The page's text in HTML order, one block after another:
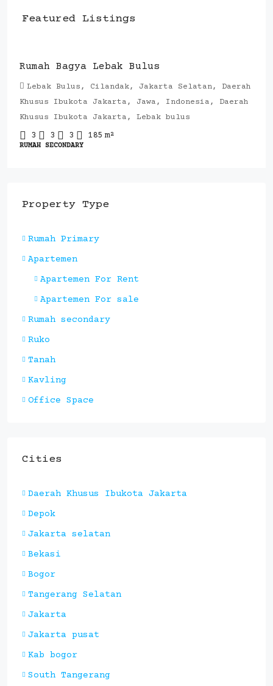
Featured Listings
Rumah Bagya Lebak Bulus
Lebak Bulus, Cilandak, Jakarta Selatan, Daerah
Khusus Ibukota Jakarta, Jawa, Indonesia, Daerah
Khusus Ibukota Jakarta, Lebak bulus
3 3 3 185 m²
RUMAH SECONDARY
Property Type
Rumah Primary
Apartemen
Apartemen For Rent
Apartemen For sale
Rumah secondary
Ruko
Tanah
Kavling
Office Space
Cities
Daerah Khusus Ibukota Jakarta
Depok
Jakarta selatan
Bekasi
Bogor
Tangerang Selatan
Jakarta
Jakarta pusat
Kab bogor
South Tangerang